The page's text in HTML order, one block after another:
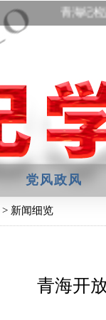
青海纪检
党风政风
> 新闻细览
青海开